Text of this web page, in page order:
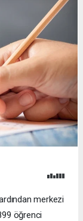
merkezi
öğrenci